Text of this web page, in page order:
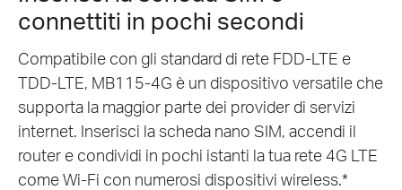
connettiti in pochi secondi
Compatibile con gli standard di rete FDD-LTE e
TDD-LTE, MB115-4G è un dispositivo versatile che
supporta la maggior parte dei provider di servizi
internet. Inserisci la scheda nano SIM, accendi il
router e condividi in pochi istanti la tua rete 4G LTE
come Wi-Fi con numerosi dispositivi wireless.*